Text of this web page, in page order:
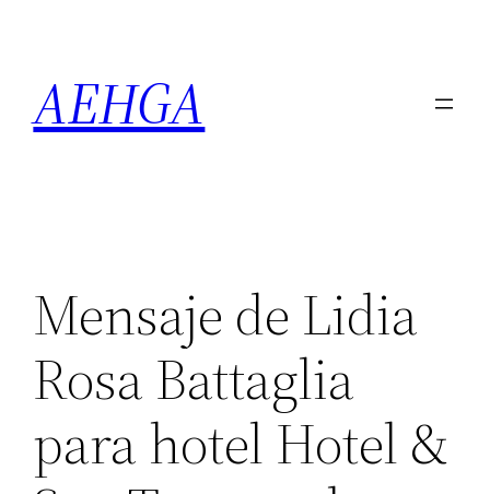
contenido
AEHGA
Mensaje de Lidia
Rosa Battaglia
para hotel Hotel &